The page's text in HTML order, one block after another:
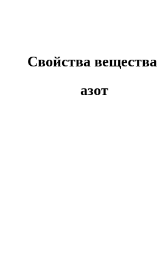
Свойства
азот